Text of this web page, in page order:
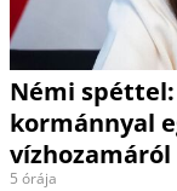
Némi
kormánnyal
vízhozamáról
5 órája